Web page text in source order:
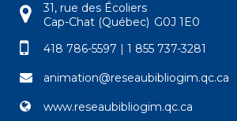
31, rue des Écoliers
Cap-Chat (Québec) G0J 1E0
418 786-5597 | 1 855 737-3281
animation@reseaubibliogim.qc.ca
www.reseaubibliogim.qc.ca